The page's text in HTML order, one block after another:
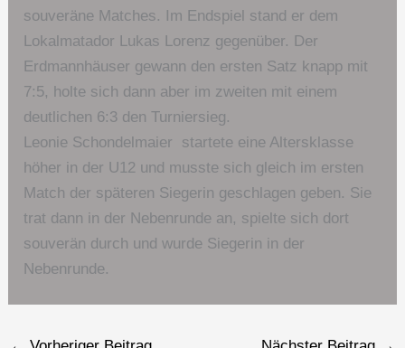
souveräne Matches. Im Endspiel stand er dem
Lokalmatador Lukas Lorenz gegenüber. Der
Erdmannhäuser gewann den ersten Satz knapp mit
7:5, holte sich dann aber im zweiten mit einem
deutlichen 6:3 den Turniersieg.
Leonie Schondelmaier startete eine Altersklasse
höher in der U12 und musste sich gleich im ersten
Match der späteren Siegerin geschlagen geben. Sie
trat dann in der Nebenrunde an, spielte sich dort
souverän durch und wurde Siegerin in der
Nebenrunde.